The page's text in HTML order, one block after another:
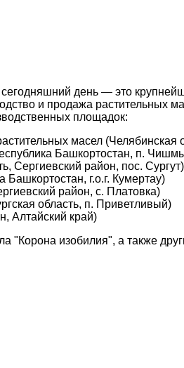
день — это
и продажа растительных
площадок:
масел (Челябинская
Башкортостан, п.
Сергиевский район, пос. Сургут)
г.о.г. Кумертау)
район, с. Платовка)
область, п. Приветливый)
Алтайский край)
"Корона изобилия", а также